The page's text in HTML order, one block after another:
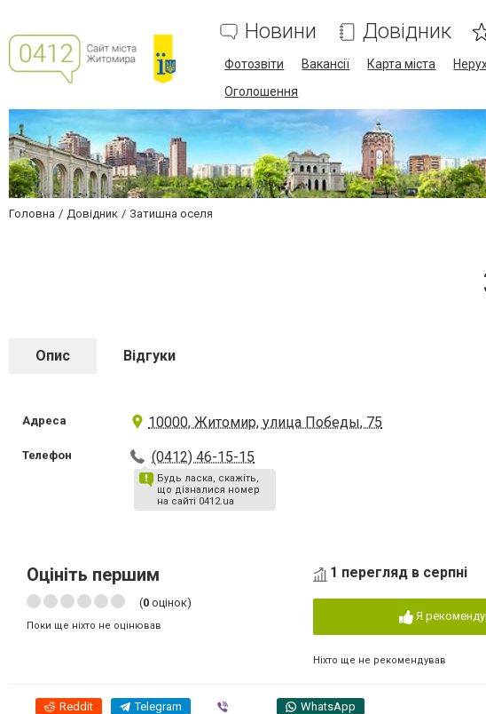
Новини Довідник
Фотозвіти Вакансії Карта міста
Оголошення
Головна Довідник Затишна оселя
Опис Відгуки
Адреса 10000, Житомир, улица Победы, 75
Телефон (0412) 46-15-15
Будь ласка, скажіть,
що дізналися номер
на сайті 0412.ua
Оцініть першим
(0 оцінок)
Поки ще ніхто не оцінював
1 перегляд в серпні
Я
Ніхто ще не рекомендував
Reddit Telegram WhatsApp